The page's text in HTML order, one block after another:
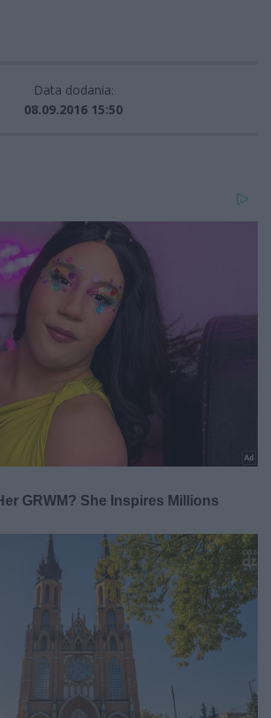
Data dodania:
08.09.2016 15:50